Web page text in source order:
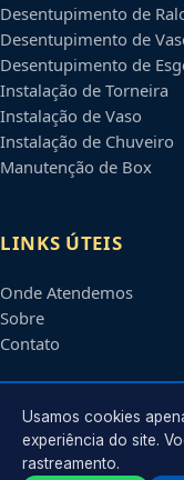
Desentupimento de
Desentupimento de
Desentupimento de
Instalação de Torneira
Instalação de Vaso
Instalação de Chuveiro
Manutenção de Box
LINKS ÚTEIS
Onde Atendemos
Sobre
Contato
CONTATO
Atendimento em
Usamos cookies
experiência do site.
rastreamento.